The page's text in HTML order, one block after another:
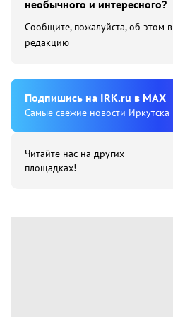
необычного и интересного?
Сообщите, пожалуйста, об этом в
редакцию
Подпишиcь на IRK.ru в MAX
Cамые свежие новости Иркутска
Читайте нас на других
площадках!